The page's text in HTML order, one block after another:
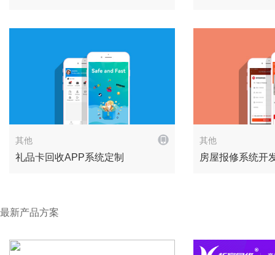
解决方案
其他
礼品卡回收APP系统定制
其他
房屋报修系统开
最新产品方案